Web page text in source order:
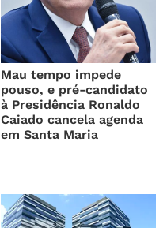
Mau tempo impede
pouso, e pré-candidato
à Presidência Ronaldo
Caiado cancela agenda
em Santa Maria